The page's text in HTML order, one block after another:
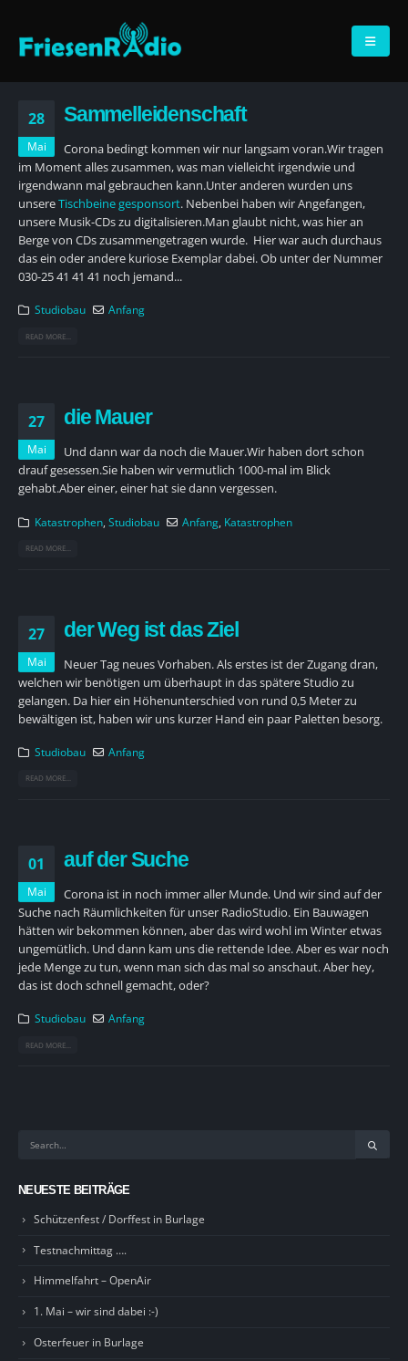
28
Mai
Sammelleidenschaft
Corona bedingt kommen wir nur langsam voran.Wir tragen
im Moment alles zusammen, was man vielleicht irgendwie und
irgendwann mal gebrauchen kann.Unter anderen wurden uns
unsereTischbeine gesponsort. Nebenbei haben wir Angefangen,
unsere Musik-CDs zu digitalisieren.Man glaubt nicht, was hier an
Berge von CDs zusammengetragen wurde. Hier war auch durchaus
das ein oder andere kuriose Exemplar dabei.Ob unter der Nummer
030-25 41 41 41 noch jemand...
Studiobau Anfang
READ MORE...
27
Mai
die Mauer
Und dann war da noch die Mauer.Wir haben dort schon
drauf gesessen.Sie haben wir vermutlich 1000-mal im Blick
gehabt.Aber einer, einer hat sie dann vergessen.
Katastrophen, Studiobau Anfang Katastrophen
READ MORE...
27
Mai
der Weg ist das Ziel
Neuer Tag neues Vorhaben. Als erstes ist der Zugang dran,
welchen wir benötigen um überhaupt in das spätere Studio zu
gelangen. Da hier ein Höhenunterschied von rund 0,5 Meter zu
bewältigen ist, haben wir uns kurzer Hand ein paar Paletten besorg.
Studiobau Anfang
READ MORE...
01
Mai
auf der Suche
Corona ist in noch immer aller Munde. Und wir sind auf der
Suche nach Räumlichkeiten für unser RadioStudio. Ein Bauwagen
hätten wir bekommen können, aber das wird wohl im Winter etwas
ungemütlich. Und dann kam uns die rettende Idee. Aber es war noch
jede Menge zu tun, wenn man sich das mal so anschaut.Aber hey,
das ist doch schnell gemacht, oder?
Studiobau Anfang
READ MORE...
NEUESTE BEITRÄGE
Schützenfest / Dorffest in Burlage
Testnachmittag ….
Himmelfahrt – OpenAir
1. Mai – wir sind dabei :-)
Osterfeuer in Burlage